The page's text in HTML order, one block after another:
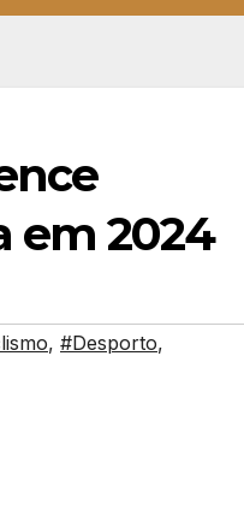
em 2024
, #Desporto,